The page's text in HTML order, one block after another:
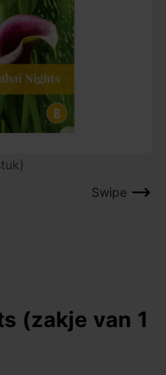
Swipe
(zakje van 1